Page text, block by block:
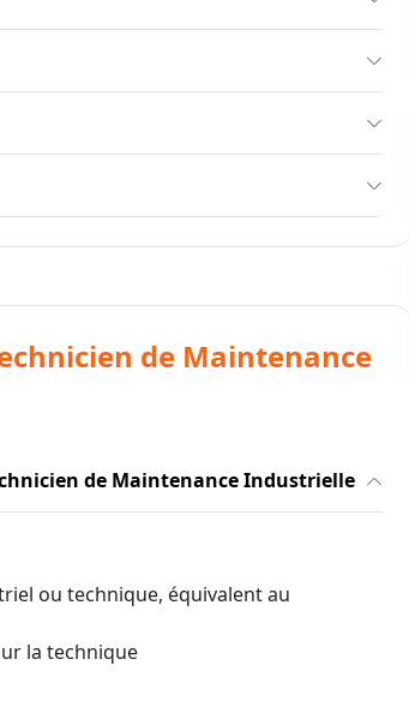
de Maintenance
de Maintenance Industrielle
ou technique, équivalent au
la technique